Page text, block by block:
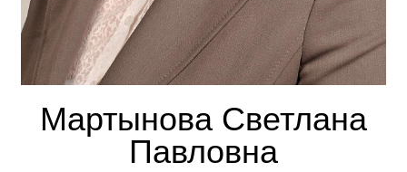
Мартынова Светлана
Павловна